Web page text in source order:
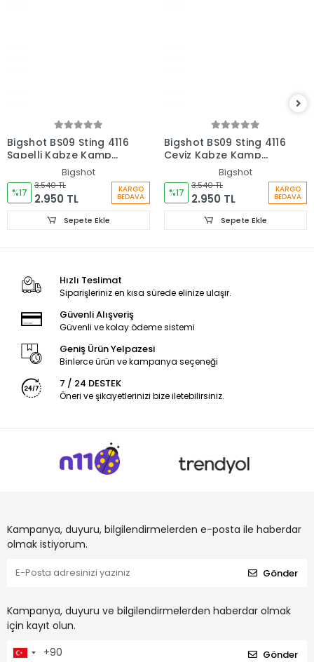
Bigshot BS09 Sting 4116
Sapelli Kabze Kamp
Bigshot
%17
3.540 TL
2.950 TL
KARGO
BEDAVA
Sepete Ekle
Bigshot BS09 Sting 4116
Ceviz Kabze Kamp
Bigshot
%17
3.540 TL
2.950 TL
KARGO
BEDAVA
Sepete Ekle
Hızlı Teslimat
Siparişleriniz en kısa sürede elinize ulaşır.
Güvenli Alışveriş
Güvenli ve kolay ödeme sistemi
Geniş Ürün Yelpazesi
Binlerce ürün ve kampanya seçeneği
7 / 24 DESTEK
Öneri ve şikayetlerinizi bize iletebilirsiniz.
Kampanya, duyuru, bilgilendirmelerden e-posta ile haberdar
olmak istiyorum.
Gönder
Kampanya, duyuru ve bilgilendirmelerden haberdar olmak
için kayıt olun.
Gönder